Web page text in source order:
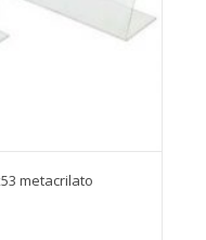
metacrilato